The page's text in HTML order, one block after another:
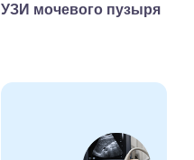
УЗИ мочевого пузыря